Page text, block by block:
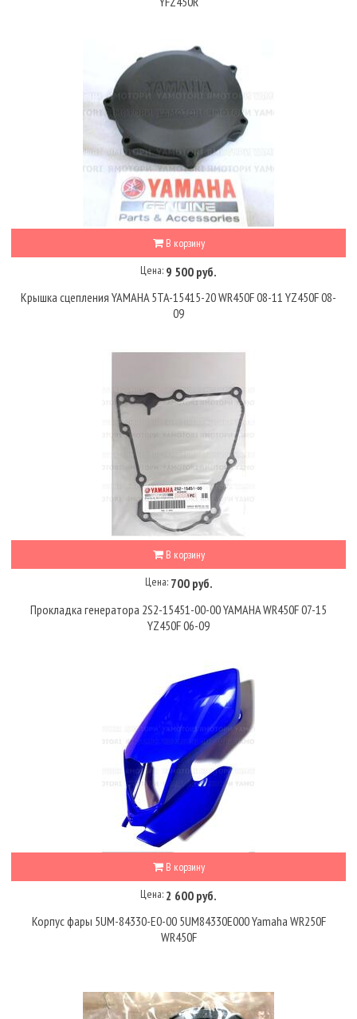
В корзину
Цена: 9 500 руб.
Крышка сцепления YAMAHA 5TA-15415-20 WR450F 08-11 YZ450F 08-
09
В корзину
Цена: 700 руб.
Прокладка генератора 2S2-15451-00-00 YAMAHA WR450F 07-15
YZ450F 06-09
В корзину
Цена: 2 600 руб.
Корпус фары 5UM-84330-E0-00 5UM84330E000 Yamaha WR250F
WR450F